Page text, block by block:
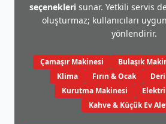
seçenekleri sunar. Yetkili servis
oluşturmaz; kullanıcıları
yönlendirir.
Çamaşır Makinesi Bulaşık
Klima
Fırın & Ocak
Kurutma Makinesi
Kahve & Küçük Ev